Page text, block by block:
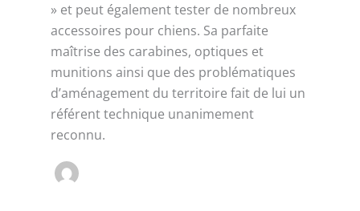
» et peut également tester de nombreux
accessoires pour chiens. Sa parfaite
maîtrise des carabines, optiques et
munitions ainsi que des problématiques
d’aménagement du territoire fait de lui un
référent technique unanimement
reconnu.